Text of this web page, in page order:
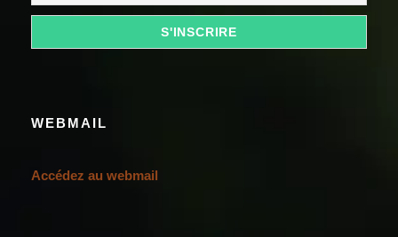
WEBMAIL
Accédez au webmail